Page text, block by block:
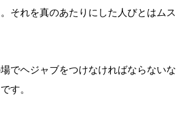
それを真のあたりにした人びとはムス
でヘジャブをつけなければならないな
す。